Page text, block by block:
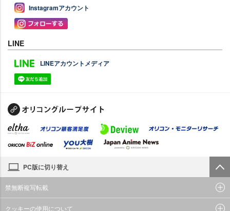
Instagramアカウント
LINE
LINEアカウントメディア
PC版に切り替え
禁無断複写転載
クッキーの使用について